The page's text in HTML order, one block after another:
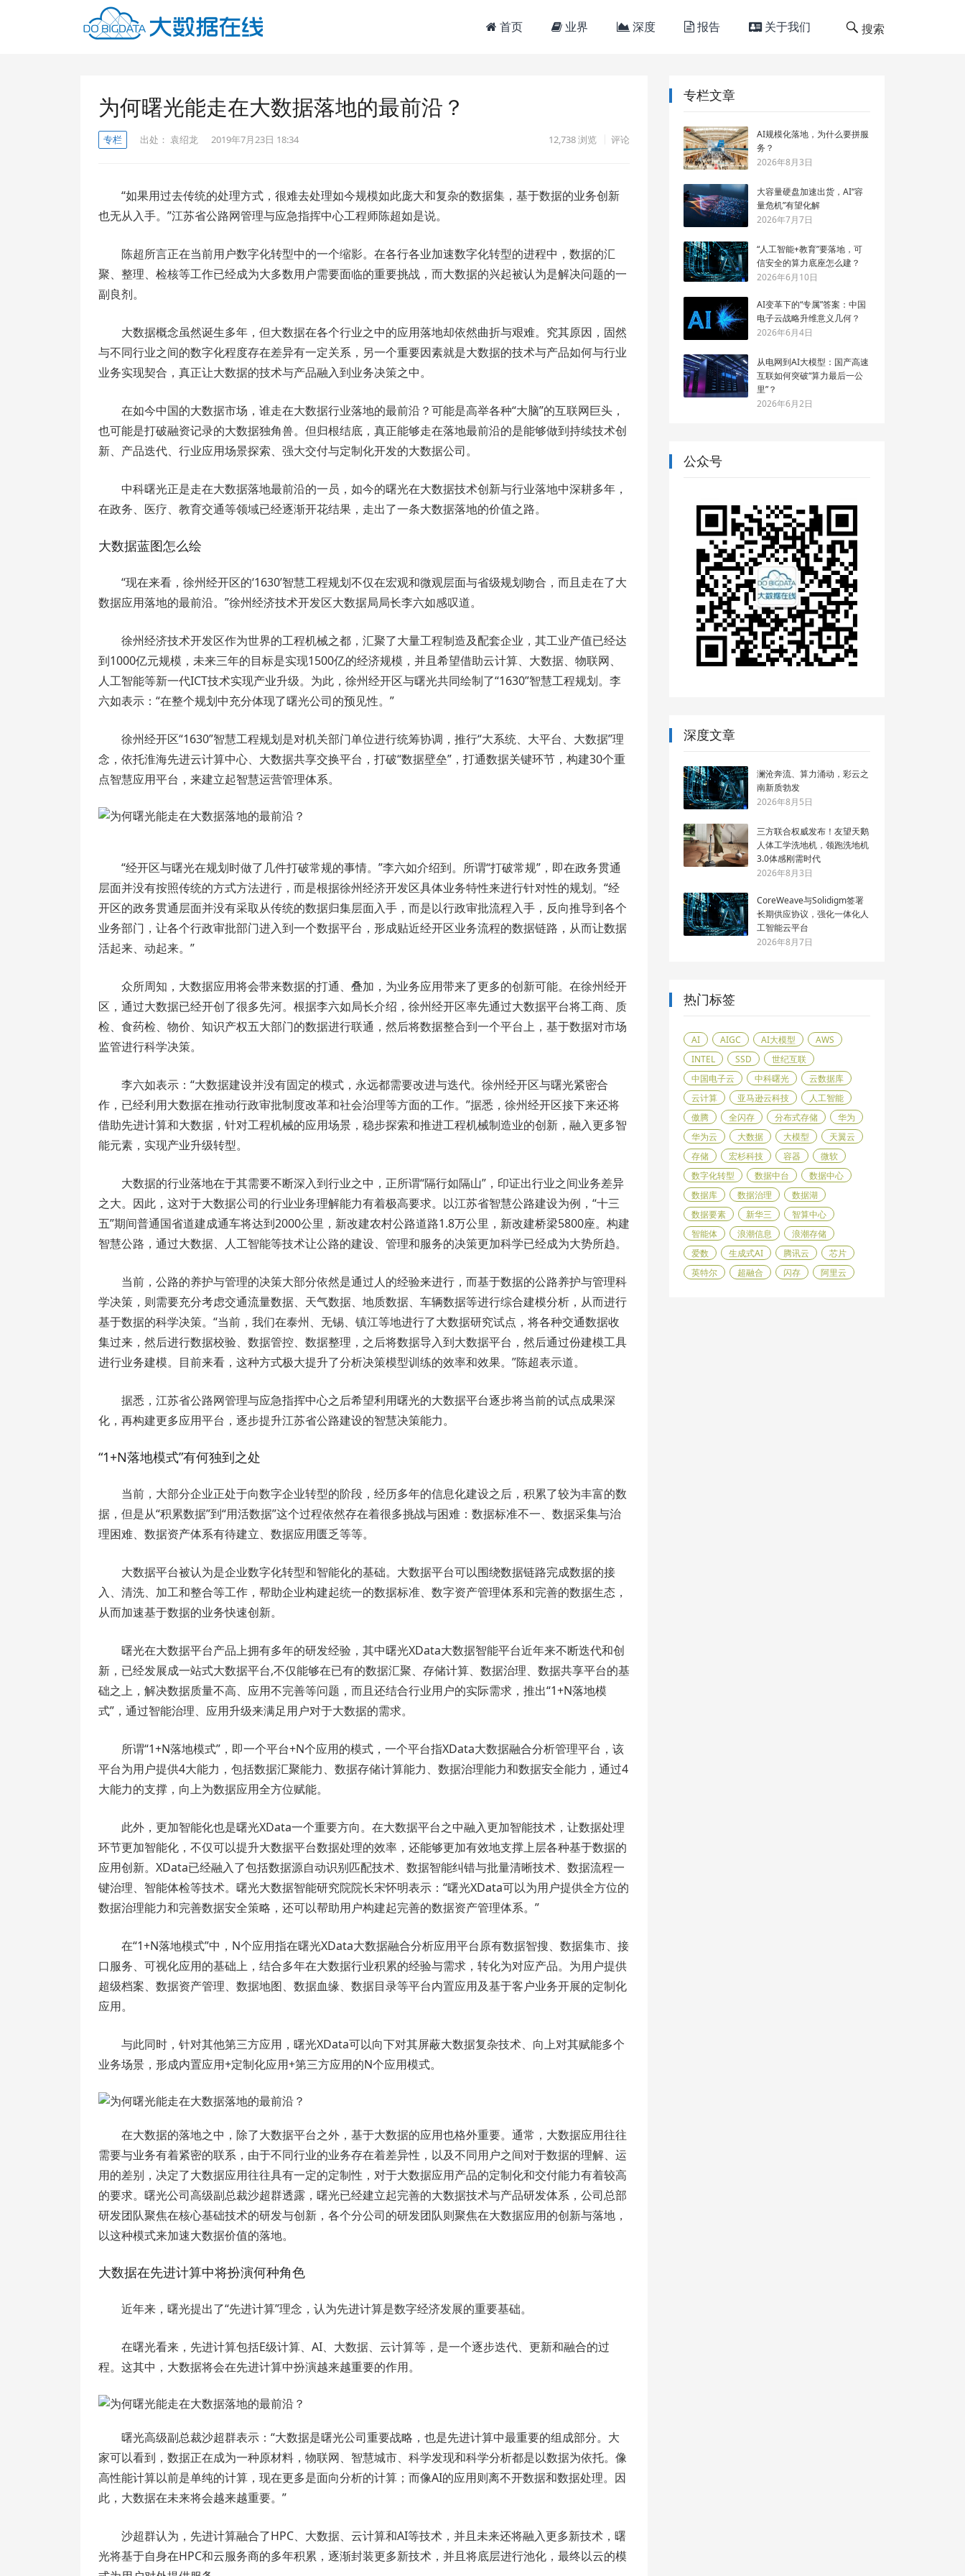
首页 业界 深度 报告 关于我们 搜索
为何曙光能走在大数据落地的最前沿？
专栏 出处： 袁绍龙 2019年7月23日 18:34 12,738浏览 评论
“如果用过去传统的处理方式，很难去处理如今规模如此庞大和复杂的数据集，基于数据的业务创新
也无从入手。”江苏省公路网管理与应急指挥中心工程师陈超如是说。
陈超所言正在当前用户数字化转型中的一个缩影。在各行各业加速数字化转型的进程中，数据的汇
聚、整理、检核等工作已经成为大多数用户需要面临的重要挑战，而大数据的兴起被认为是解决问题的一
副良剂。
大数据概念虽然诞生多年，但大数据在各个行业之中的应用落地却依然曲折与艰难。究其原因，固然
与不同行业之间的数字化程度存在差异有一定关系，另一个重要因素就是大数据的技术与产品如何与行业
业务实现契合，真正让大数据的技术与产品融入到业务决策之中。
在如今中国的大数据市场，谁走在大数据行业落地的最前沿？可能是高举各种“大脑”的互联网巨头，
也可能是打破融资记录的大数据独角兽。但归根结底，真正能够走在落地最前沿的是能够做到持续技术创
新、产品迭代、行业应用场景探索、强大交付与定制化开发的大数据公司。
中科曙光正是走在大数据落地最前沿的一员，如今的曙光在大数据技术创新与行业落地中深耕多年，
在政务、医疗、教育交通等领域已经逐渐开花结果，走出了一条大数据落地的价值之路。
大数据蓝图怎么绘
“现在来看，徐州经开区的‘1630’智慧工程规划不仅在宏观和微观层面与省级规划吻合，而且走在了大
数据应用落地的最前沿。”徐州经济技术开发区大数据局局长李六如感叹道。
徐州经济技术开发区作为世界的工程机械之都，汇聚了大量工程制造及配套企业，其工业产值已经达
到1000亿元规模，未来三年的目标是实现1500亿的经济规模，并且希望借助云计算、大数据、物联网、
人工智能等新一代ICT技术实现产业升级。为此，徐州经开区与曙光共同绘制了“1630”智慧工程规划。李
六如表示：“在整个规划中充分体现了曙光公司的预见性。”
徐州经开区“1630”智慧工程规划是对机关部门单位进行统筹协调，推行“大系统、大平台、大数据”理
念，依托淮海先进云计算中心、大数据共享交换平台，打破“数据壁垒”，打通数据关键环节，构建30个重
点智慧应用平台，来建立起智慧运营管理体系。
“经开区与曙光在规划时做了几件打破常规的事情。”李六如介绍到。所谓“打破常规”，即在政务贯通
层面并没有按照传统的方式方法进行，而是根据徐州经济开发区具体业务特性来进行针对性的规划。“经
开区的政务贯通层面并没有采取从传统的数据归集层面入手，而是以行政审批流程入手，反向推导到各个
业务部门，让各个行政审批部门进入到一个数据平台，形成贴近经开区业务流程的数据链路，从而让数据
活起来、动起来。”
众所周知，大数据应用将会带来数据的打通、叠加，为业务应用带来了更多的创新可能。在徐州经开
区，通过大数据已经开创了很多先河。根据李六如局长介绍，徐州经开区率先通过大数据平台将工商、质
检、食药检、物价、知识产权五大部门的数据进行联通，然后将数据整合到一个平台上，基于数据对市场
监管进行科学决策。
李六如表示：“大数据建设并没有固定的模式，永远都需要改进与迭代。徐州经开区与曙光紧密合
作，已经利用大数据在推动行政审批制度改革和社会治理等方面的工作。”据悉，徐州经开区接下来还将
借助先进计算和大数据，针对工程机械的应用场景，稳步探索和推进工程机械制造业的创新，融入更多智
能元素，实现产业升级转型。
大数据的行业落地在于其需要不断深入到行业之中，正所谓“隔行如隔山”，印证出行业之间业务差异
之大。因此，这对于大数据公司的行业业务理解能力有着极高要求。以江苏省智慧公路建设为例，“十三
五”期间普通国省道建成通车将达到2000公里，新改建农村公路道路1.8万公里，新改建桥梁5800座。构建
智慧公路，通过大数据、人工智能等技术让公路的建设、管理和服务的决策更加科学已经成为大势所趋。
当前，公路的养护与管理的决策大部分依然是通过人的经验来进行，而基于数据的公路养护与管理科
学决策，则需要充分考虑交通流量数据、天气数据、地质数据、车辆数据等进行综合建模分析，从而进行
基于数据的科学决策。“当前，我们在泰州、无锡、镇江等地进行了大数据研究试点，将各种交通数据收
集过来，然后进行数据校验、数据管控、数据整理，之后将数据导入到大数据平台，然后通过份建模工具
进行业务建模。目前来看，这种方式极大提升了分析决策模型训练的效率和效果。”陈超表示道。
据悉，江苏省公路网管理与应急指挥中心之后希望利用曙光的大数据平台逐步将当前的试点成果深
化，再构建更多应用平台，逐步提升江苏省公路建设的智慧决策能力。
“1+N落地模式”有何独到之处
当前，大部分企业正处于向数字企业转型的阶段，经历多年的信息化建设之后，积累了较为丰富的数
据，但是从“积累数据”到“用活数据”这个过程依然存在着很多挑战与困难：数据标准不一、数据采集与治
理困难、数据资产体系有待建立、数据应用匮乏等等。
大数据平台被认为是企业数字化转型和智能化的基础。大数据平台可以围绕数据链路完成数据的接
入、清洗、加工和整合等工作，帮助企业构建起统一的数据标准、数字资产管理体系和完善的数据生态，
从而加速基于数据的业务快速创新。
曙光在大数据平台产品上拥有多年的研发经验，其中曙光XData大数据智能平台近年来不断迭代和创
新，已经发展成一站式大数据平台,不仅能够在已有的数据汇聚、存储计算、数据治理、数据共享平台的基
础之上，解决数据质量不高、应用不完善等问题，而且还结合行业用户的实际需求，推出“1+N落地模
式”，通过智能治理、应用升级来满足用户对于大数据的需求。
所谓“1+N落地模式”，即一个平台+N个应用的模式，一个平台指XData大数据融合分析管理平台，该
平台为用户提供4大能力，包括数据汇聚能力、数据存储计算能力、数据治理能力和数据安全能力，通过4
大能力的支撑，向上为数据应用全方位赋能。
此外，更加智能化也是曙光XData一个重要方向。在大数据平台之中融入更加智能技术，让数据处理
环节更加智能化，不仅可以提升大数据平台数据处理的效率，还能够更加有效地支撑上层各种基于数据的
应用创新。XData已经融入了包括数据源自动识别匹配技术、数据智能纠错与批量清晰技术、数据流程一
键治理、智能体检等技术。曙光大数据智能研究院院长宋怀明表示：“曙光XData可以为用户提供全方位的
数据治理能力和完善数据安全策略，还可以帮助用户构建起完善的数据资产管理体系。”
在“1+N落地模式”中，N个应用指在曙光XData大数据融合分析应用平台原有数据智搜、数据集市、接
口服务、可视化应用的基础上，结合多年在大数据行业积累的经验与需求，转化为对应产品。为用户提供
超级档案、数据资产管理、数据地图、数据血缘、数据目录等平台内置应用及基于客户业务开展的定制化
应用。
与此同时，针对其他第三方应用，曙光XData可以向下对其屏蔽大数据复杂技术、向上对其赋能多个
业务场景，形成内置应用+定制化应用+第三方应用的N个应用模式。
在大数据的落地之中，除了大数据平台之外，基于大数据的应用也格外重要。通常，大数据应用往往
需要与业务有着紧密的联系，由于不同行业的业务存在着差异性，以及不同用户之间对于数据的理解、运
用的差别，决定了大数据应用往往具有一定的定制性，对于大数据应用产品的定制化和交付能力有着较高
的要求。曙光公司高级副总裁沙超群透露，曙光已经建立起完善的大数据技术与产品研发体系，公司总部
研发团队聚焦在核心基础技术的研发与创新，各个分公司的研发团队则聚焦在大数据应用的创新与落地，
以这种模式来加速大数据价值的落地。
大数据在先进计算中将扮演何种角色
近年来，曙光提出了“先进计算”理念，认为先进计算是数字经济发展的重要基础。
在曙光看来，先进计算包括E级计算、AI、大数据、云计算等，是一个逐步迭代、更新和融合的过
程。这其中，大数据将会在先进计算中扮演越来越重要的作用。
曙光高级副总裁沙超群表示：“大数据是曙光公司重要战略，也是先进计算中最重要的组成部分。大
家可以看到，数据正在成为一种原材料，物联网、智慧城市、科学发现和科学分析都是以数据为依托。像
高性能计算以前是单纯的计算，现在更多是面向分析的计算；而像AI的应用则离不开数据和数据处理。因
此，大数据在未来将会越来越重要。”
沙超群认为，先进计算融合了HPC、大数据、云计算和AI等技术，并且未来还将融入更多新技术，曙
光将基于自身在HPC和云服务商的多年积累，逐渐封装更多新技术，并且将底层进行池化，最终以云的模
专栏文章
AI规模化落地，为什么要拼服
务？
2026年8月3日
大容量硬盘加速出货，AI“容
量危机”有望化解
2026年7月7日
“人工智能+教育”要落地，可
信安全的算力底座怎么建？
2026年6月10日
AI变革下的“专属”答案：中国
电子云战略升维意义几何？
2026年6月4日
从电网到AI大模型：国产高速
互联如何突破“算力最后一公
里”？
2026年6月2日
公众号
深度文章
澜沧奔流、算力涌动，彩云之
南新质勃发
2026年8月5日
三方联合权威发布！友望天鹅
人体工学洗地机，领跑洗地机
3.0体感刚需时代
2026年8月3日
CoreWeave与Solidigm签署
长期供应协议，强化一体化人
工智能云平台
2026年8月7日
热门标签
AI AIGC AI大模型
AWS
INTEL
SSD
世纪互联
中国电子云
中科曙光
云数据库
云计算
亚马逊云科技
人工智能
傲腾
全闪存 分布式存储
华为
华为云
大数据 大模型
天翼云
存储
宏杉科技 容器
微软
数字化转型
数据中台
数据中心
数据库
数据治理
数据湖
数据要素
新华三
智算中心
智能体
浪潮信息
浪潮存储
爱数
生成式AI 腾讯云
芯片
英特尔
超融合 闪存 阿里云